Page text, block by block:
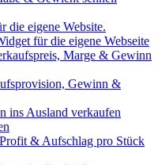
die eigene Website.
für die eigene Webseite
Marge & Gewinn
Gewinn &
ins Ausland verkaufen
& Aufschlag pro Stück